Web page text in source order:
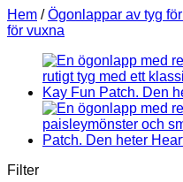
Hem / Ögonlappar av tyg
för vuxna
Filter